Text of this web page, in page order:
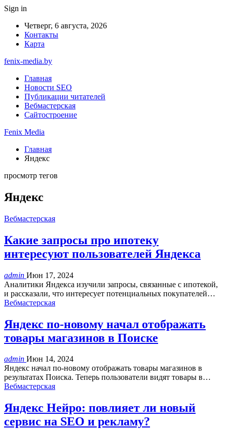
Sign in
Четверг, 6 августа, 2026
Контакты
Карта
fenix-media.by
Главная
Новости SEO
Публикации читателей
Вебмастерская
Сайтостроение
Fenix Media
Главная
Яндекс
просмотр тегов
Яндекс
Вебмастерская
Какие запросы про ипотеку
интересуют пользователей Яндекса
admin Июн 17, 2024
Аналитики Яндекса изучили запросы, связанные с ипотекой,
и рассказали, что интересует потенциальных покупателей…
Вебмастерская
Яндекс по-новому начал отображать
товары магазинов в Поиске
admin Июн 14, 2024
Яндекс начал по-новому отображать товары магазинов в
результатах Поиска. Теперь пользователи видят товары в…
Вебмастерская
Яндекс Нейро: повлияет ли новый
сервис на SEO и рекламу?